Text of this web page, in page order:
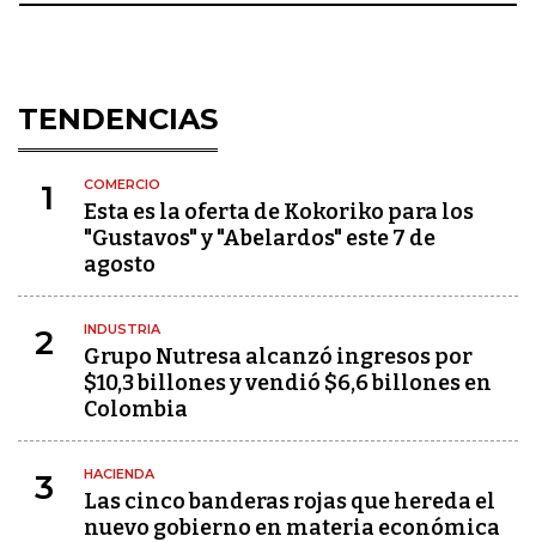
TENDENCIAS
1 COMERCIO
Esta es la oferta de Kokoriko para los
"Gustavos" y "Abelardos" este 7 de
agosto
2 INDUSTRIA
Grupo Nutresa alcanzó ingresos por
$10,3 billones y vendió $6,6 billones en
Colombia
3 HACIENDA
Las cinco banderas rojas que hereda el
nuevo gobierno en materia económica